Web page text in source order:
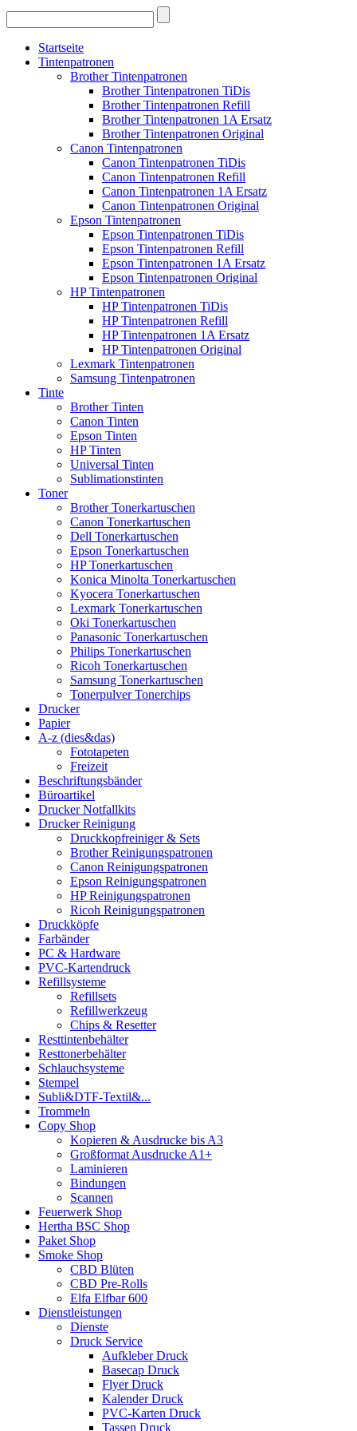
Startseite
Tintenpatronen
Brother Tintenpatronen
Brother Tintenpatronen TiDis
Brother Tintenpatronen Refill
Brother Tintenpatronen 1A Ersatz
Brother Tintenpatronen Original
Canon Tintenpatronen
Canon Tintenpatronen TiDis
Canon Tintenpatronen Refill
Canon Tintenpatronen 1A Ersatz
Canon Tintenpatronen Original
Epson Tintenpatronen
Epson Tintenpatronen TiDis
Epson Tintenpatronen Refill
Epson Tintenpatronen 1A Ersatz
Epson Tintenpatronen Original
HP Tintenpatronen
HP Tintenpatronen TiDis
HP Tintenpatronen Refill
HP Tintenpatronen 1A Ersatz
HP Tintenpatronen Original
Lexmark Tintenpatronen
Samsung Tintenpatronen
Tinte
Brother Tinten
Canon Tinten
Epson Tinten
HP Tinten
Universal Tinten
Sublimationstinten
Toner
Brother Tonerkartuschen
Canon Tonerkartuschen
Dell Tonerkartuschen
Epson Tonerkartuschen
HP Tonerkartuschen
Konica Minolta Tonerkartuschen
Kyocera Tonerkartuschen
Lexmark Tonerkartuschen
Oki Tonerkartuschen
Panasonic Tonerkartuschen
Philips Tonerkartuschen
Ricoh Tonerkartuschen
Samsung Tonerkartuschen
Tonerpulver Tonerchips
Drucker
Papier
A-z (dies&das)
Fototapeten
Freizeit
Beschriftungsbänder
Büroartikel
Drucker Notfallkits
Drucker Reinigung
Druckkopfreiniger & Sets
Brother Reinigungspatronen
Canon Reinigungspatronen
Epson Reinigungspatronen
HP Reinigungspatronen
Ricoh Reinigungspatronen
Druckköpfe
Farbänder
PC & Hardware
PVC-Kartendruck
Refillsysteme
Refillsets
Refillwerkzeug
Chips & Resetter
Resttintenbehälter
Resttonerbehälter
Schlauchsysteme
Stempel
Subli&DTF-Textil&...
Trommeln
Copy Shop
Kopieren & Ausdrucke bis A3
Großformat Ausdrucke A1+
Laminieren
Bindungen
Scannen
Feuerwerk Shop
Hertha BSC Shop
Paket Shop
Smoke Shop
CBD Blüten
CBD Pre-Rolls
Elfa Elfbar 600
Dienstleistungen
Dienste
Druck Service
Aufkleber Druck
Basecap Druck
Flyer Druck
Kalender Druck
PVC-Karten Druck
Tassen Druck